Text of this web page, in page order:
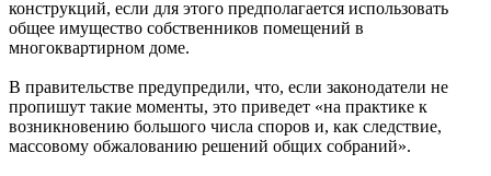
конструкций, если для этого предполагается использовать
общее имущество собственников помещений в
многоквартирном доме.
В правительстве предупредили, что, если законодатели не
пропишут такие моменты, это приведет «на практике к
возникновению большого числа споров и, как следствие,
массовому обжалованию решений общих собраний».